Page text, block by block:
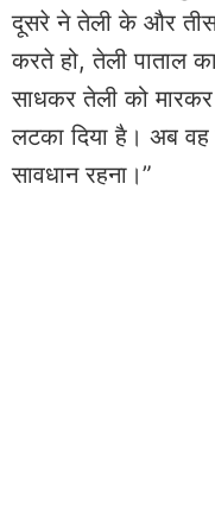
दूसरे ने तेली के और
करते हो, तेली पाताल
साधकर तेली को
लटका दिया है। अब
सावधान रहना।”